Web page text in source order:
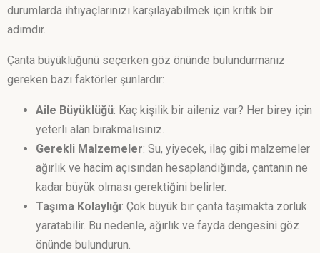
durumlarda ihtiyaçlarınızı karşılayabilmek için kritik bir
adımdır.
Çanta büyüklüğünü seçerken göz önünde bulundurmanız
gereken bazı faktörler şunlardır:
Aile Büyüklüğü: Kaç kişilik bir aileniz var? Her birey için
yeterli alan bırakmalısınız.
Gerekli Malzemeler: Su, yiyecek, ilaç gibi malzemeler
ağırlık ve hacim açısından hesaplandığında, çantanın ne
kadar büyük olması gerektiğini belirler.
Taşıma Kolaylığı: Çok büyük bir çanta taşımakta zorluk
yaratabilir. Bu nedenle, ağırlık ve fayda dengesini göz
önünde bulundurun.